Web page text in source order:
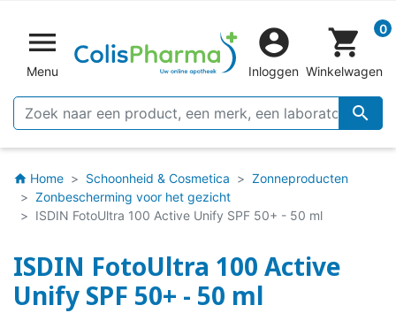

Menu


Inloggen
shopping_cart 0
Winkelwagen
home Home Schoonheid & Cosmetica
Zonneproducten
Zonbescherming voor het gezicht
ISDIN FotoUltra 100 Active Unify SPF 50+ - 50 ml
ISDIN FotoUltra 100 Active
Unify SPF 50+ - 50 ml